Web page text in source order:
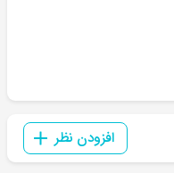
افزودن نظر